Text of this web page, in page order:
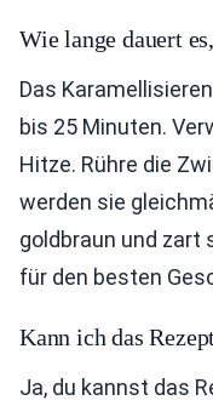
Wie lange dauert
Das
bis 25 Minuten.
Hitze. Rühre die
werden sie
goldbraun und zart
für den besten
Kann ich das
Ja, du kannst das